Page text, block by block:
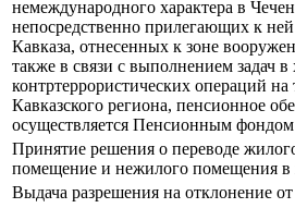
немеждународного характера в
непосредственно прилегающих к
Кавказа, отнесенных к зоне
также в связи с выполнением задач в
контртеррористических операций
Кавказского региона, пенсионное
осуществляется Пенсионным
Принятие решения о переводе
помещение и нежилого помещения
Выдача разрешения на отклонение